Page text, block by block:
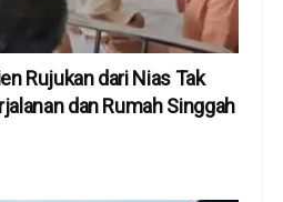
Rujukan dari Nias Tak
dan Rumah Singgah